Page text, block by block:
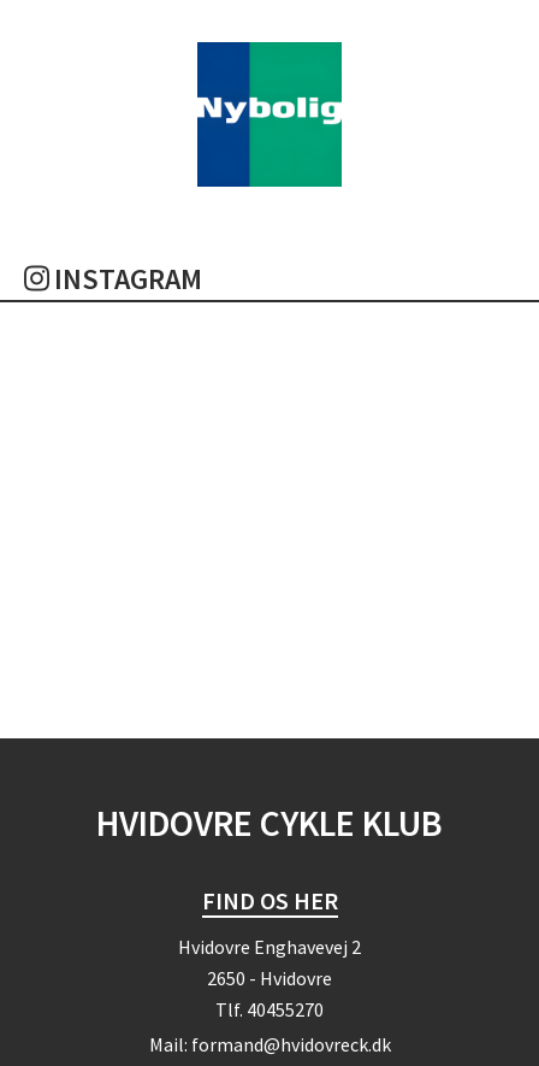
INSTAGRAM
HVIDOVRE CYKLE KLUB
FIND OS HER
Hvidovre Enghavevej 2
2650 - Hvidovre
Tlf. 40455270
Mail: formand@hvidovreck.dk